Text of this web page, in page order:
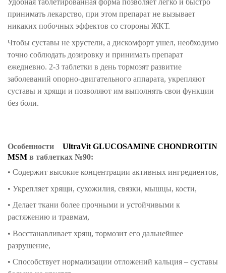
Удобная таблетированная форма позволяет легко и быстро
принимать лекарство, при этом препарат не вызывает
никаких побочных эффектов со стороны ЖКТ.
Чтобы суставы не хрустели, а дискомфорт ушел, необходимо
точно соблюдать дозировку и принимать препарат
ежедневно. 2-3 таблетки в день тормозят развитие
заболеваний опорно-двигательного аппарата, укрепляют
суставы и хрящи и позволяют им выполнять свои функции
без боли.
Особенности
UltraVit GLUCOSAMINE CHONDROITIN
MSM в таблетках №90:
• Содержит высокие концентрации активных ингредиентов,
• Укрепляет хрящи, сухожилия, связки, мышцы, кости,
• Делает ткани более прочными и устойчивыми к
растяжению и травмам,
• Восстанавливает хрящ, тормозит его дальнейшее
разрушение,
• Способствует нормализации отложений кальция – суставы